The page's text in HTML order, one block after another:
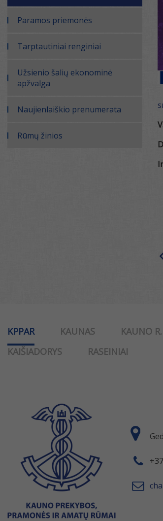
Paramos priemonės
Tarptautiniai renginiai
Užsienio šalių ekonominė
apžvalga
Naujienlaiškio prenumerata
Rūmų žinios
KPPAR KAUNAS KAUNO R.
KAIŠIADORYS
RASEINIAI